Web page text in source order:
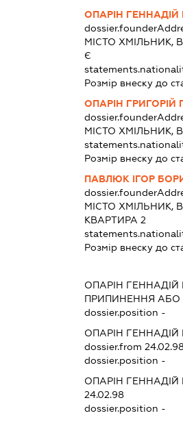
ОПАРІН
МІСТО ХМІЛЬНИК,
Є
Розмір внеску до
ОПАРІН ГРИГОРІЙ
МІСТО ХМІЛЬНИК,
Розмір внеску до
ПАВЛЮК ІГОР
МІСТО ХМІЛЬНИК,
КВАРТИРА 2
Розмір внеску до
ОПАРІН
ПРИПИНЕННЯ АБО
dossier.position -
ОПАРІН
dossier.from
dossier.position -
ОПАРІН
24.02.98
dossier.position -